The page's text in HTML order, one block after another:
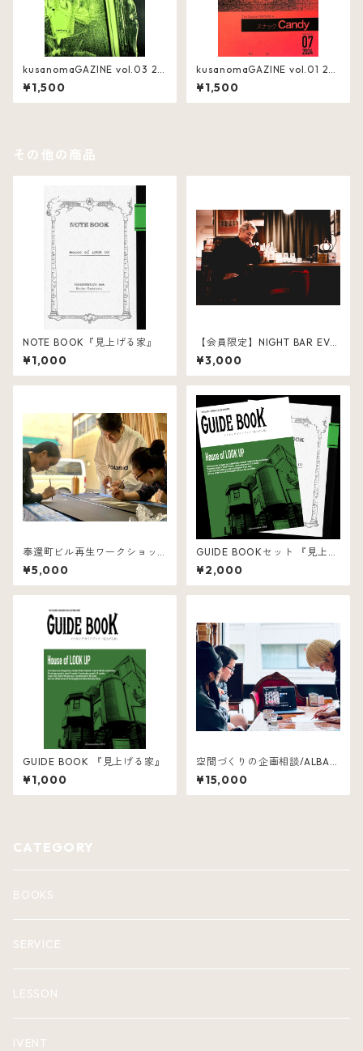
kusanomaGAZINE vol.03 20
25年7月号
¥1,500
kusanomaGAZINE vol.01 20
24年7月号
¥1,500
その他の商品
NOTE BOOK『見上げる家』
¥1,000
【会員限定】NIGHT BAR EVE
NT「夜の枕」
¥3,000
奉還町ビル再生ワークショッ
プ
¥5,000
GUIDE BOOKセット 『見上げ
る家』
¥2,000
GUIDE BOOK 『見上げる家』
¥1,000
空間づくりの企画相談/ALBA
（アルバ）
¥15,000
CATEGORY
BOOKS
SERVICE
LESSON
IVENT